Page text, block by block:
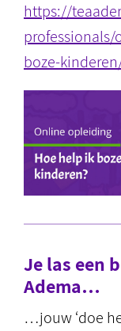
https://
professionals/
boze-
Je las een
Adema…
…jouw ‘doe